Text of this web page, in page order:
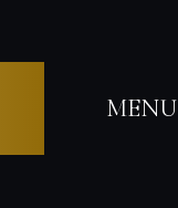
MENU